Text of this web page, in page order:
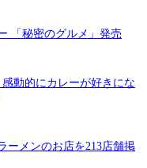
「秘密のグルメ」発売
動的にカレーが好きにな
ーメンのお店を213店舗掲